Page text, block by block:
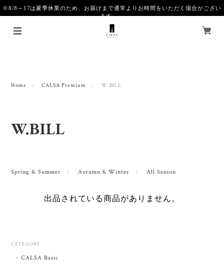
※8/8～17は夏季休業のため、お届けまで通常よりお時間をいただく場合がござい
ます。
Home CALSA Premium W.BILL
W.BILL
Spring & Summer Autumn & Winter All Season
出品されている商品がありません。
CATEGORY
CALSA Basic